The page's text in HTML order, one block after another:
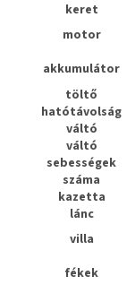
keret
motor
akkumulátor
töltő
hatótávolság
váltó
váltó
sebességek
száma
kazetta
lánc
villa
fékek